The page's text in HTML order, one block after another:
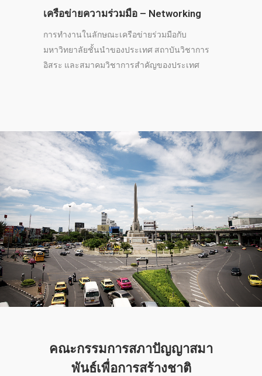
เครือข่ายความร่วมมือ – Networking
การทำงานในลักษณะเครือข่ายร่วมมือกับ
มหาวิทยาลัยชั้นนำของประเทศ สถาบันวิชาการ
อิสระ และสมาคมวิชาการสำคัญของประเทศ
คณะกรรมการสภาปัญญาสมา
พันธ์เพื่อการสร้างชาติ